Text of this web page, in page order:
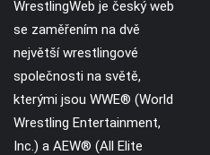
WrestlingWeb je český web
se zaměřením na dvě
největší wrestlingové
společnosti na světě,
kterými jsou WWE® (World
Wrestling Entertainment,
Inc.) a AEW® (All Elite